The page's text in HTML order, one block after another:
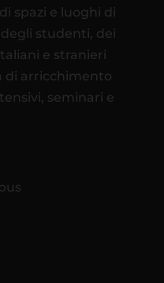
spazi e luoghi di
studenti, dei
e stranieri
di arricchimento
seminari e